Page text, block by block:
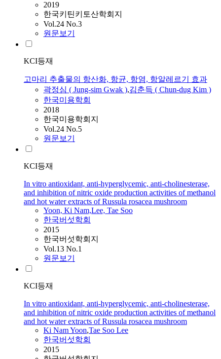
2019
한국키틴키토산학회지
Vol.24 No.3
원문보기
KCI등재
고마리 추출물의 항산화, 항균, 항염, 항알레르기 효과
곽정심 ( Jung-sim Gwak ),김춘득 ( Chun-dug Kim )
한국미용학회
2018
한국미용학회지
Vol.24 No.5
원문보기
KCI등재
In vitro antioxidant, anti-hyperglycemic, anti-cholinesterase,
and inhibition of nitric oxide production activities of methanol
and hot water extracts of Russula rosacea mushroom
Yoon, Ki Nam,Lee, Tae Soo
한국버섯학회
2015
한국버섯학회지
Vol.13 No.1
원문보기
KCI등재
In vitro antioxidant, anti-hyperglycemic, anti-cholinesterase,
and inhibition of nitric oxide production activities of methanol
and hot water extracts of Russula rosacea mushroom
Ki Nam Yoon,Tae Soo Lee
한국버섯학회
2015